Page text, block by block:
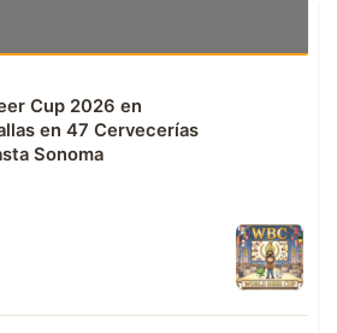
Cup 2026 en
en 47 Cervecerías
Sonoma